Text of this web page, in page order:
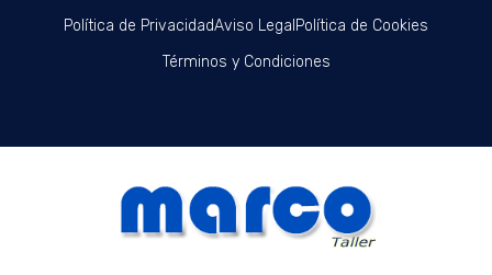
Política de PrivacidadAviso Legal Política de Cookies
Términos y Condiciones